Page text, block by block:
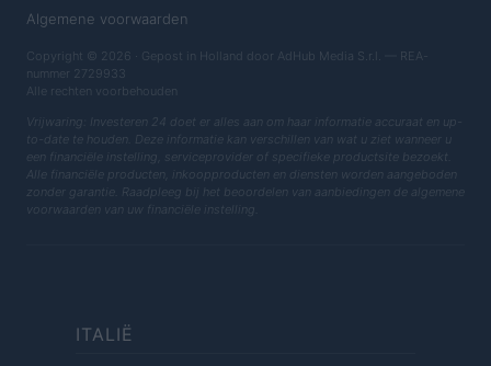
Algemene voorwaarden
Copyright © 2026 · Gepost in Holland door AdHub Media S.r.l. — REA-
nummer 2729933
Alle rechten voorbehouden
Vrijwaring: Investeren 24 doet er alles aan om haar informatie accuraat en up-
to-date te houden. Deze informatie kan verschillen van wat u ziet wanneer u
een financiële instelling, serviceprovider of specifieke productsite bezoekt.
Alle financiële producten, inkoopproducten en diensten worden aangeboden
zonder garantie. Raadpleeg bij het beoordelen van aanbiedingen de algemene
voorwaarden van uw financiële instelling.
ITALIË